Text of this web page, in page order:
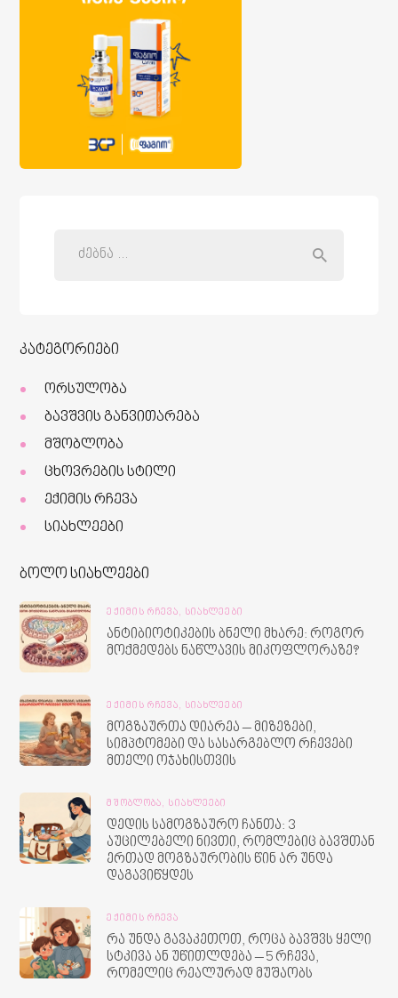
კატეგორიები
ორსულობა
ბავშვის განვითარება
მშობლობა
ცხოვრების სტილი
ექიმის რჩევა
სიახლეები
ბოლო სიახლეები
ᲔᲥᲘᲛᲘᲡ ᲠᲩᲔᲕᲐ, ᲡᲘᲐᲮᲚᲔᲔᲑᲘ
ანტიბიოტიკების ბნელი მხარე: როგორ
მოქმედებს ნაწლავის მიკოფლორაზე?
ᲔᲥᲘᲛᲘᲡ ᲠᲩᲔᲕᲐ, ᲡᲘᲐᲮᲚᲔᲔᲑᲘ
მოგზაურთა დიარეა – მიზეზები,
სიმპტომები და სასარგებლო რჩევები
მთელი ოჯახისთვის
ᲛᲨᲝᲑᲚᲝᲑᲐ, ᲡᲘᲐᲮᲚᲔᲔᲑᲘ
დედის სამოგზაურო ჩანთა: 3
აუცილებელი ნივთი, რომლებიც ბავშთან
ერთად მოგზაურობის წინ არ უნდა
დაგავიწყდეს
ᲔᲥᲘᲛᲘᲡ ᲠᲩᲔᲕᲐ
რა უნდა გავაკეთოთ, როცა ბავშვს ყელი
სტკივა ან უწითლდება – 5 რჩევა,
რომელიც რეალურად მუშაობს